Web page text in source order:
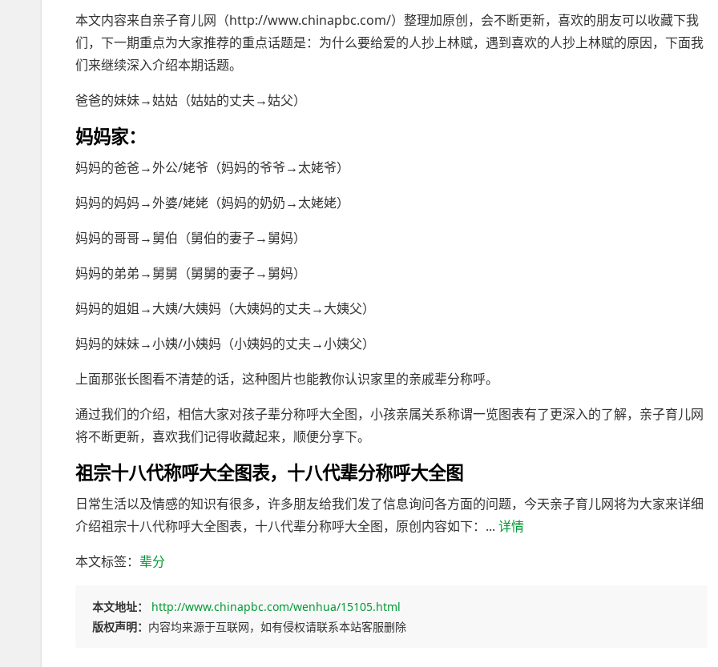
本文内容来自亲子育儿网（http://www.chinapbc.com/）整理加原创，会不断更新，喜欢的朋友可以收藏下我
们，下一期重点为大家推荐的重点话题是：为什么要给爱的人抄上林赋，遇到喜欢的人抄上林赋的原因，下面我
们来继续深入介绍本期话题。
爸爸的妹妹→姑姑（姑姑的丈夫→姑父）
妈妈家：
妈妈的爸爸→外公/姥爷（妈妈的爷爷→太姥爷）
妈妈的妈妈→外婆/姥姥（妈妈的奶奶→太姥姥）
妈妈的哥哥→舅伯（舅伯的妻子→舅妈）
妈妈的弟弟→舅舅（舅舅的妻子→舅妈）
妈妈的姐姐→大姨/大姨妈（大姨妈的丈夫→大姨父）
妈妈的妹妹→小姨/小姨妈（小姨妈的丈夫→小姨父）
上面那张长图看不清楚的话，这种图片也能教你认识家里的亲戚辈分称呼。
通过我们的介绍，相信大家对孩子辈分称呼大全图，小孩亲属关系称谓一览图表有了更深入的了解，亲子育儿网
将不断更新，喜欢我们记得收藏起来，顺便分享下。
祖宗十八代称呼大全图表，十八代辈分称呼大全图
日常生活以及情感的知识有很多，许多朋友给我们发了信息询问各方面的问题，今天亲子育儿网将为大家来详细
介绍祖宗十八代称呼大全图表，十八代辈分称呼大全图，原创内容如下：... 详情
本文标签： 辈分
本文地址：
http://www.chinapbc.com/wenhua/15105.html
版权声明： 内容均来源于互联网，如有侵权请联系本站客服删除